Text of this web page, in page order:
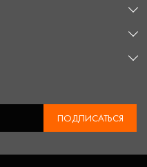
ПОДПИСАТЬСЯ